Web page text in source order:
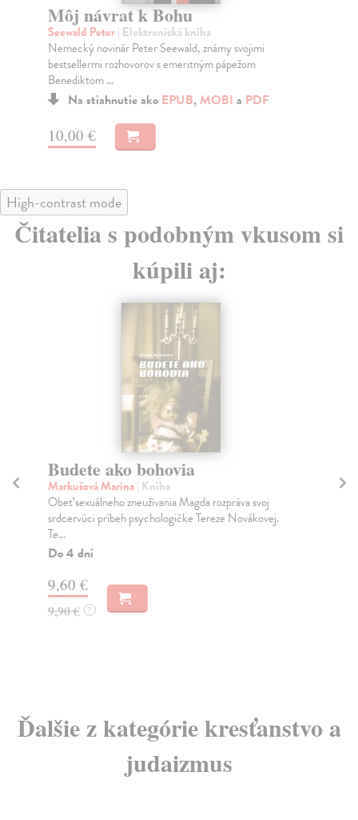
Môj návrat k Bohu
Seewald Peter| Elektronická kniha
Nemecký novinár Peter Seewald, známy svojimi
bestsellermi rozhovorov s emeritným pápežom
Benediktom ...
Na stiahnutie ako EPUB,MOBI a PDF
10,00 €
High-contrast mode
Čitatelia s podobným vkusom si
kúpili aj:
Budete ako bohovia
Markušová Marína| Kniha
Obeť sexuálneho zneužívania Magda rozpráva svoj
srdcervúci príbeh psychologičke Tereze Novákovej.
Te...
Do 4 dní
9,60 €
9,90 € ?
Ďalšie z kategórie kresťanstvo a
judaizmus